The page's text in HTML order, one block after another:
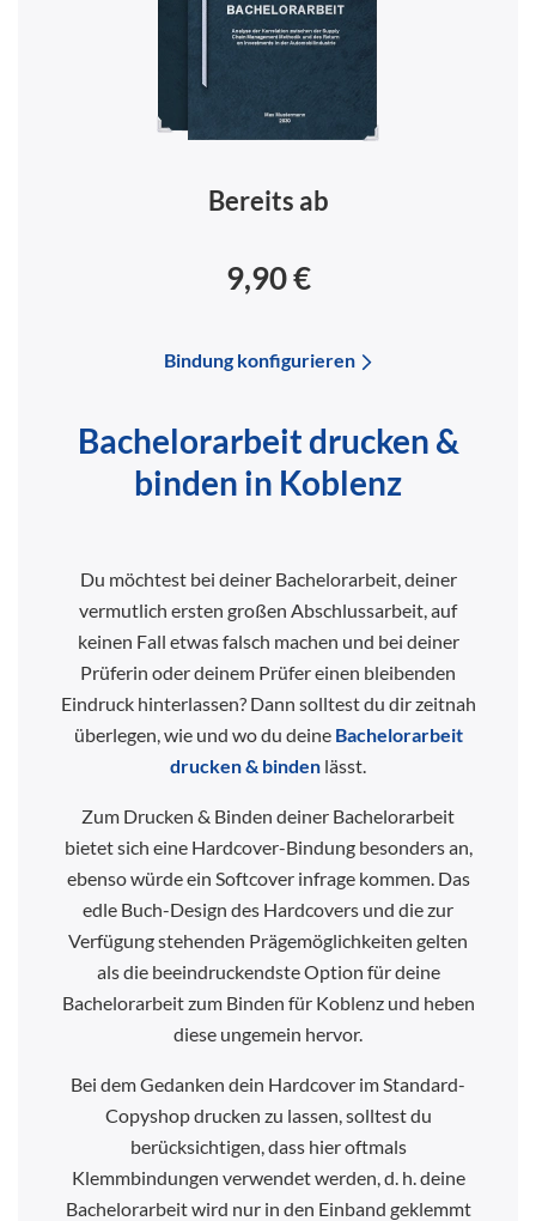
Bereits ab
9,90 €
Bindung konfigurieren
Bachelorarbeit drucken &
binden in Koblenz
Du möchtest bei deiner Bachelorarbeit, deiner
vermutlich ersten großen Abschlussarbeit, auf
keinen Fall etwas falsch machen und bei deiner
Prüferin oder deinem Prüfer einen bleibenden
Eindruck hinterlassen? Dann solltest du dir zeitnah
überlegen, wie und wo du deine Bachelorarbeit
drucken & binden lässt.
Zum Drucken & Binden deiner Bachelorarbeit
bietet sich eine Hardcover-Bindung besonders an,
ebenso würde ein Softcover infrage kommen. Das
edle Buch-Design des Hardcovers und die zur
Verfügung stehenden Prägemöglichkeiten gelten
als die beeindruckendste Option für deine
Bachelorarbeit zum Binden für Koblenz und heben
diese ungemein hervor.
Bei dem Gedanken dein Hardcover im Standard-
Copyshop drucken zu lassen, solltest du
berücksichtigen, dass hier oftmals
Klemmbindungen verwendet werden, d. h. deine
Bachelorarbeit wird nur in den Einband geklemmt